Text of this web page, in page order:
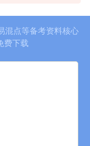
混点等备考资料核心
费下载